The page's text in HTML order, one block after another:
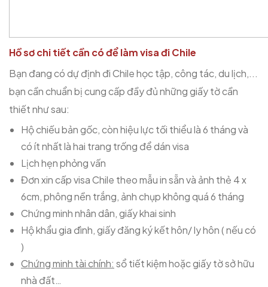
Hồ sơ chi tiết cần có để làm visa đi Chile
Bạn đang có dự định đi Chile học tập, công tác, du lịch,...
bạn cần chuẩn bị cung cấp đầy đủ những giấy tờ cần
thiết như sau:
Hộ chiếu bản gốc, còn hiệu lực tối thiểu là 6 tháng và
có ít nhất là hai trang trống để dán visa
Lịch hẹn phỏng vấn
Đơn xin cấp visa Chile theo mẫu in sẵn và ảnh thẻ 4 x
6cm, phông nền trắng, ảnh chụp không quá 6 tháng
Chứng minh nhân dân, giấy khai sinh
Hộ khẩu gia đình, giấy đăng ký kết hôn/ ly hôn ( nếu có
)
Chứng minh tài chính: sổ tiết kiệm hoặc giấy tờ sở hữu
nhà đất…